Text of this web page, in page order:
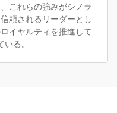
これらの強みがシノラ
頼されるリーダーとし
イヤルティを推進して
る。